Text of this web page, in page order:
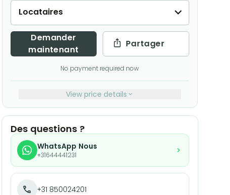
Locataires
Demander
maintenant
Partager
No payment required now
View price details
Des questions ?
WhatsApp Nous
+31644441231
+31 850024201